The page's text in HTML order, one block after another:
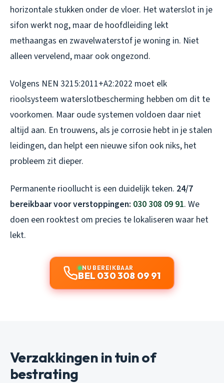
horizontale stukken onder de vloer. Het waterslot in je
sifon werkt nog, maar de hoofdleiding lekt
methaangas en zwavelwaterstof je woning in. Niet
alleen vervelend, maar ook ongezond.
Volgens NEN 3215:2011+A2:2022 moet elk
rioolsysteem waterslotbescherming hebben om dit te
voorkomen. Maar oude systemen voldoen daar niet
altijd aan. En trouwens, als je corrosie hebt in je stalen
leidingen, dan helpt een nieuwe sifon ook niks, het
probleem zit dieper.
Permanente rioollucht is een duidelijk teken. 24/7
bereikbaar voor verstoppingen: 030 308 09 91. We
doen een rooktest om precies te lokaliseren waar het
lekt.
NU BEREIKBAAR
BEL 030 308 09 91
Verzakkingen in tuin of
bestrating